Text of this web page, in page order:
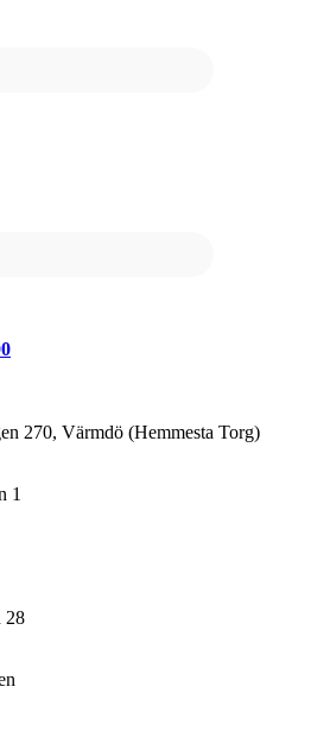
270, Värmdö (Hemmesta Torg)
1
28